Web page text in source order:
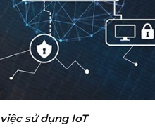
sử dụng IoT